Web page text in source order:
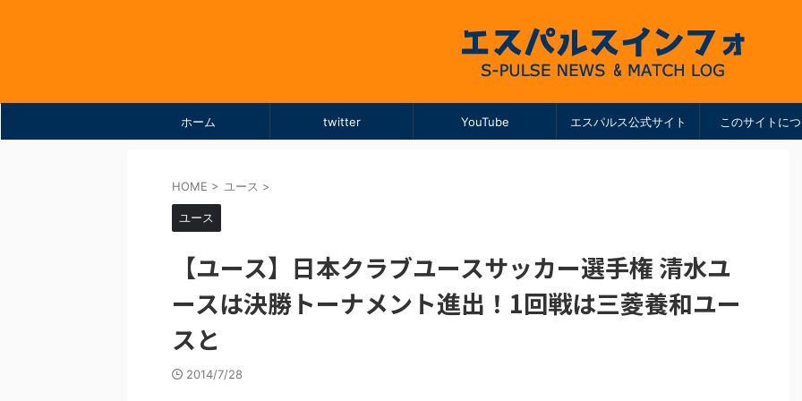
ホーム twitter YouTube エスパルス公式サイト このサイトに
HOME > ユース >
ユース
【ユース】日本クラブユースサッカー選手権 清水ユ
ースは決勝トーナメント進出！1回戦は三菱養和ユー
スと
2014/7/28